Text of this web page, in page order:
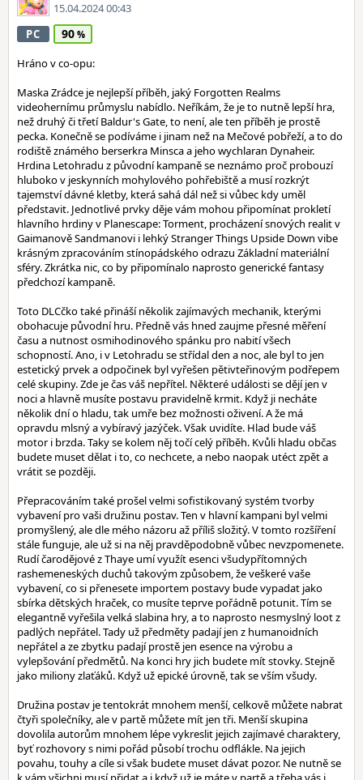
15.04.2024 00:43
PC 90
Hráno v co-opu:
Maska Zrádce je nejlepší příběh, jaký Forgotten Realms
videohernímu průmyslu nabídlo. Neříkám, že je to nutně lepší hra,
než druhý či třetí Baldur's Gate, to není, ale ten příběh je prostě
pecka. Konečně se podíváme i jinam než na Mečové pobřeží, a to do
rodiště známého berserkra Minsca a jeho wychlaran Dynaheir.
Hrdina Letohradu z původní kampaně se neznámo proč probouzí
hluboko v jeskynních mohylového pohřebiště a musí rozkrýt
tajemství dávné kletby, která sahá dál než si vůbec kdy uměl
představit. Jednotlivé prvky děje vám mohou připomínat prokletí
hlavního hrdiny v Planescape: Torment, procházení snových realit v
Gaimanově Sandmanovi i lehký Stranger Things Upside Down vibe
krásným zpracováním stínopádského odrazu Základní materiální
sféry. Zkrátka nic, co by připomínalo naprosto generické fantasy
předchozí kampaně.
Toto DLCčko také přináší několik zajímavých mechanik, kterými
obohacuje původní hru. Předně vás hned zaujme přesné měření
času a nutnost osmihodinového spánku pro nabití všech
schopností. Ano, i v Letohradu se střídal den a noc, ale byl to jen
estetický prvek a odpočinek byl vyřešen pětivteřinovým podřepem
celé skupiny. Zde je čas váš nepřítel. Některé události se dějí jen v
noci a hlavně musíte postavu pravidelně krmit. Když ji necháte
několik dní o hladu, tak umře bez možnosti oživení. A že má
opravdu mlsný a vybíravý jazýček. Však uvidíte. Hlad bude váš
motor i brzda. Taky se kolem něj točí celý příběh. Kvůli hladu občas
budete muset dělat i to, co nechcete, a nebo naopak utéct zpět a
vrátit se později.
Přepracováním také prošel velmi sofistikovaný systém tvorby
vybavení pro vaši družinu postav. Ten v hlavní kampani byl velmi
promyšlený, ale dle mého názoru až příliš složitý. V tomto rozšíření
stále funguje, ale už si na něj pravděpodobně vůbec nevzpomenete.
Rudí čarodějové z Thaye umí využít esenci všudypřítomných
rashemeneských duchů takovým způsobem, že veškeré vaše
vybavení, co si přenesete importem postavy bude vypadat jako
sbírka dětských hraček, co musíte teprve pořádně potunit. Tím se
elegantně vyřešila velká slabina hry, a to naprosto nesmyslný loot z
padlých nepřátel. Tady už předměty padají jen z humanoidních
nepřátel a ze zbytku padají prostě jen esence na výrobu a
vylepšování předmětů. Na konci hry jich budete mít stovky. Stejně
jako miliony zlaťáků. Když už epické úrovně, tak se vším všudy.
Družina postav je tentokrát mnohem menší, celkově můžete nabrat
čtyři společníky, ale v partě můžete mít jen tři. Menší skupina
dovolila autorům mnohem lépe vykreslit jejich zajímavé charaktery,
byť rozhovory s nimi pořád působí trochu odflákle. Na jejich
povahu, touhy a cíle si však budete muset dávat pozor. Ne nutně se